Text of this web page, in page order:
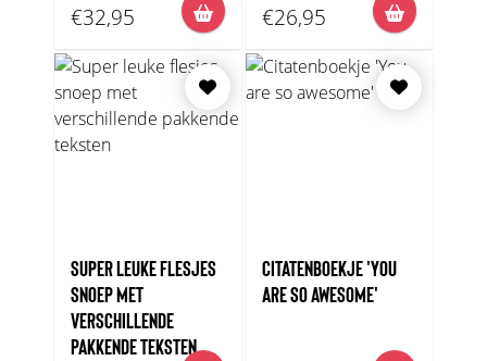
€32,95 €26,95
SUPER LEUKE FLESJES
SNOEP MET
VERSCHILLENDE
PAKKENDE TEKSTEN
CITATENBOEKJE 'YOU
ARE SO AWESOME'